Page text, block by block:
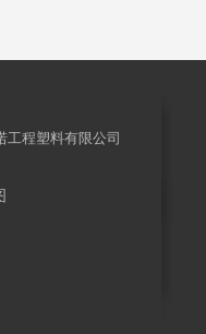
纺织机械海底
工程塑料有限公司